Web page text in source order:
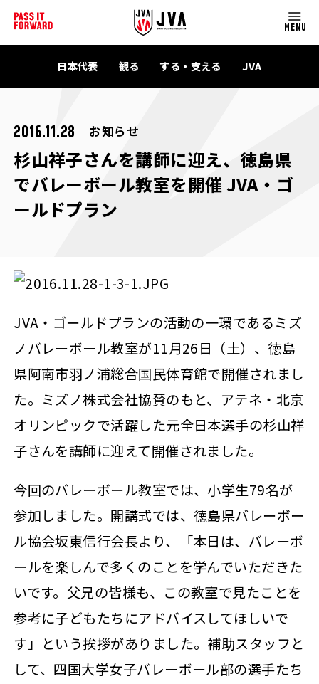
MENU
日本代表 観る する・支える JVA
2016.11.28 お知らせ
杉山祥子さんを講師に迎え、徳島県
でバレーボール教室を開催 JVA・ゴ
ールドプラン
JVA・ゴールドプランの活動の一環であるミズ
ノバレーボール教室が11月26日（土）、徳島
県阿南市羽ノ浦総合国民体育館で開催されまし
た。ミズノ株式会社協賛のもと、アテネ・北京
オリンピックで活躍した元全日本選手の杉山祥
子さんを講師に迎えて開催されました。
今回のバレーボール教室では、小学生79名が
参加しました。開講式では、徳島県バレーボー
ル協会坂東信行会長より、「本日は、バレーボ
ールを楽しんで多くのことを学んでいただきた
いです。父兄の皆様も、この教室で見たことを
参考に子どもたちにアドバイスしてほしいで
す」という挨拶がありました。補助スタッフと
して、四国大学女子バレーボール部の選手たち